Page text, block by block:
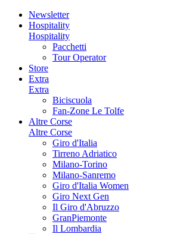
Newsletter
Hospitality
Hospitality
Pacchetti
Tour Operator
Store
Extra
Extra
Biciscuola
Fan-Zone Le Tolfe
Altre Corse
Altre Corse
Giro d'Italia
Tirreno Adriatico
Milano-Torino
Milano-Sanremo
Giro d'Italia Women
Giro Next Gen
Il Giro d'Abruzzo
GranPiemonte
Il Lombardia